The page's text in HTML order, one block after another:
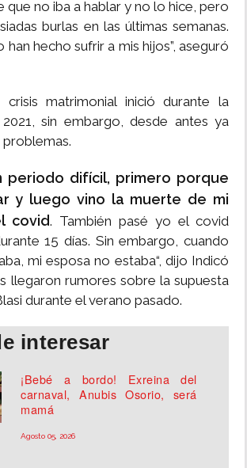
que no iba a hablar y no lo hice, pero
burlas en las últimas semanas.
han hecho sufrir a mis hijos”, aseguró
matrimonial inició durante la
sin embargo, desde antes ya
problemas.
periodo difícil, primero porque
y luego vino la muerte de mi
covid. También pasé yo el covid
15 días. Sin embargo, cuando
mi esposa no estaba“, dijo Indicó
llegaron rumores sobre la supuesta
durante el verano pasado.
interesar
¡Bebé a bordo! Exreina del
carnaval, Anubis Osorio, será
mamá
Agosto 05, 2026